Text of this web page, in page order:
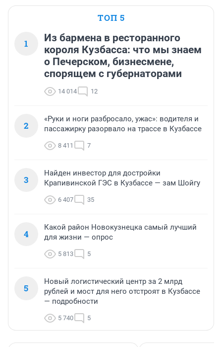
ТОП 5
1
Из бармена в ресторанного
короля Кузбасса: что мы знаем
о Печерском, бизнесмене,
спорящем с губернаторами
14 014 12
2
«Руки и ноги разбросало, ужас»: водителя и
пассажирку разорвало на трассе в Кузбассе
8 411 7
3
Найден инвестор для достройки
Крапивинской ГЭС в Кузбассе — зам Шойгу
6 407 35
4
Какой район Новокузнецка самый лучший
для жизни — опрос
5 813 5
5
Новый логистический центр за 2 млрд
рублей и мост для него отстроят в Кузбассе
— подробности
5 740 5